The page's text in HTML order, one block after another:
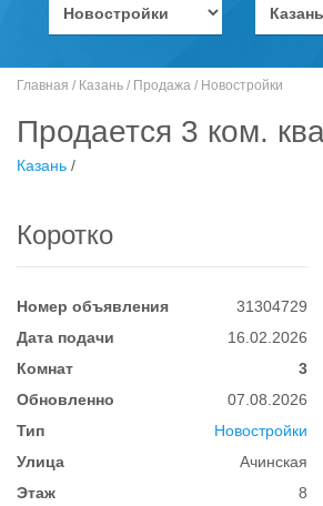
Главная / Казань / Продажа / Новостройки
Продается 3 ком.
Казань /
Коротко
Номер объявления
31304729
Дата подачи
16.02.2026
Комнат
3
Обновленно
07.08.2026
Тип
Новостройки
Улица
Ачинская
Этаж
8